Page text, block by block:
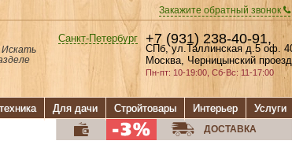
Закажите обратный звонок
Санкт-Петербург +7 (931) 238-40-91,
СПб, ул.Таллинская д.5 оф.
Москва, Черницынский
Пн-пт: 10-19:00, Сб-Вс: 11-17:00
Искать
Для дачи Стройтовары Интерьер Услуги
ДОСТАВКА